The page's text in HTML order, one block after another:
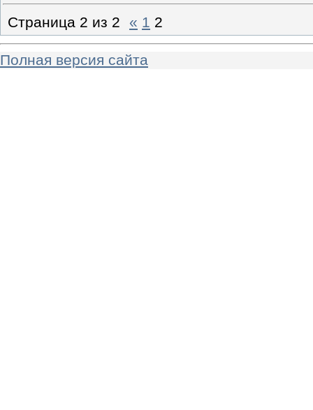
Страница 2 из 2 « 1 2
Полная версия сайта